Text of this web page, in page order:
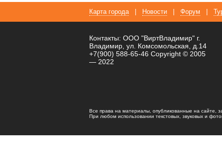
Карта города Новости Форум
Контакты: ООО "ВиртВладимир" г.
Владимир, ул. Комсомольская, д.14
+7(900) 588-65-46 Copyright © 2005
— 2022
Все права на материалы, опубликованные на сайте,
При любом использовании текстовых, звуковых и